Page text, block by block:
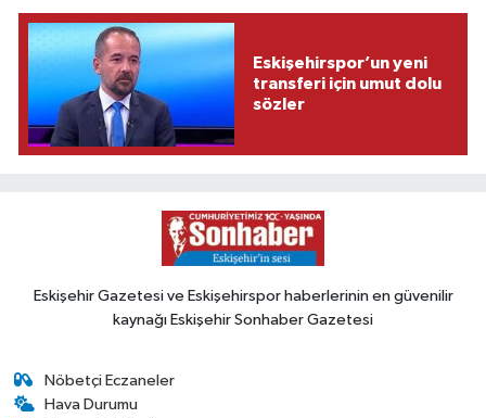
Eskişehirspor’un yeni
transferi için umut dolu
sözler
Eskişehir Gazetesi ve Eskişehirspor haberlerinin en güvenilir
kaynağı Eskişehir Sonhaber Gazetesi
Nöbetçi Eczaneler
Hava Durumu